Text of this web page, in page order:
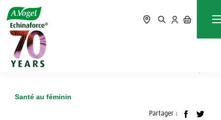
Accueil
Sensibilisez-vous à l’occasion de la journée mondiale de
l’ostéoporose
Santé au féminin
Partager :